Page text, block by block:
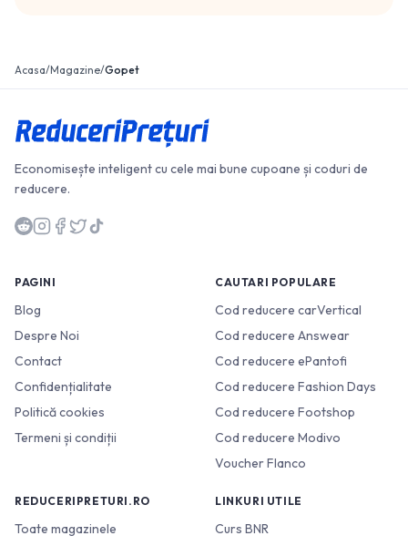
Acasa/Magazine/Gopet
Economisește inteligent cu cele mai bune cupoane și coduri de
reducere.
PAGINI
Blog
Despre Noi
Contact
Confidențialitate
Politică cookies
Termeni și condiții
CAUTARI POPULARE
Cod reducere carVertical
Cod reducere Answear
Cod reducere ePantofi
Cod reducere Fashion Days
Cod reducere Footshop
Cod reducere Modivo
Voucher Flanco
REDUCERIPRETURI.RO
Toate magazinele
LINKURI UTILE
Curs BNR